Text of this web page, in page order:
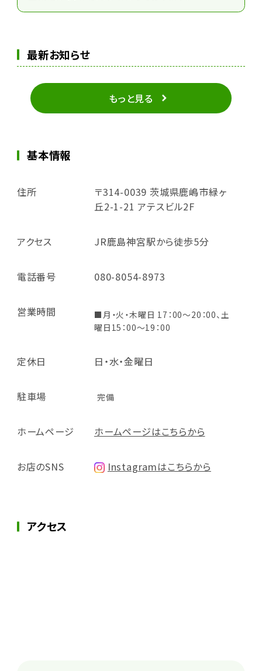
最新お知らせ
もっと見る
基本情報
住所
〒314-0039 茨城県鹿嶋市緑ヶ
丘2-1-21 アテスビル2F
アクセス JR鹿島神宮駅から徒歩5分
電話番号 080-8054-8973
営業時間
■月・火・木曜日 17：00～20：00、土
曜日15：00～19：00
定休日 日・水・金曜日
駐車場 完備
ホームページ ホームページはこちらから
お店のSNS Instagramはこちらから
アクセス